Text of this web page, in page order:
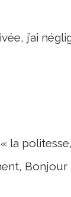
j’ai
la politesse,
Bonjour